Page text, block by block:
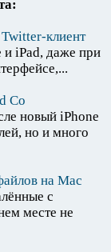
клиент
и iPad, даже при
Co
новый iPhone
но и много
на Мас
с
месте не